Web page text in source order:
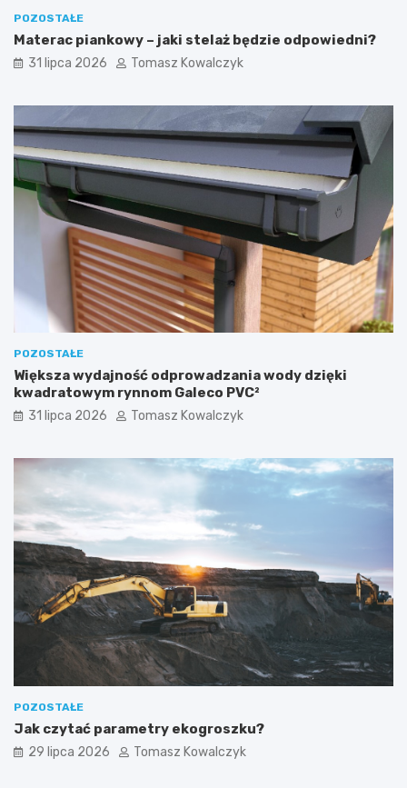
POZOSTAŁE
Materac piankowy – jaki stelaż będzie odpowiedni?
31 lipca 2026 Tomasz Kowalczyk
POZOSTAŁE
Większa wydajność odprowadzania wody dzięki
kwadratowym rynnom Galeco PVC²
31 lipca 2026 Tomasz Kowalczyk
POZOSTAŁE
Jak czytać parametry ekogroszku?
29 lipca 2026 Tomasz Kowalczyk